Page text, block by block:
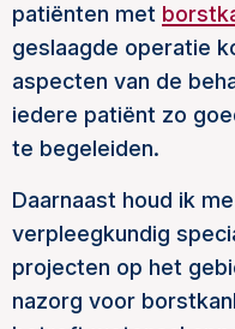
patiënten met
geslaagde operatie
aspecten van de
iedere patiënt zo
te begeleiden.
Daarnaast houd ik
verpleegkundig
projecten op het
nazorg voor